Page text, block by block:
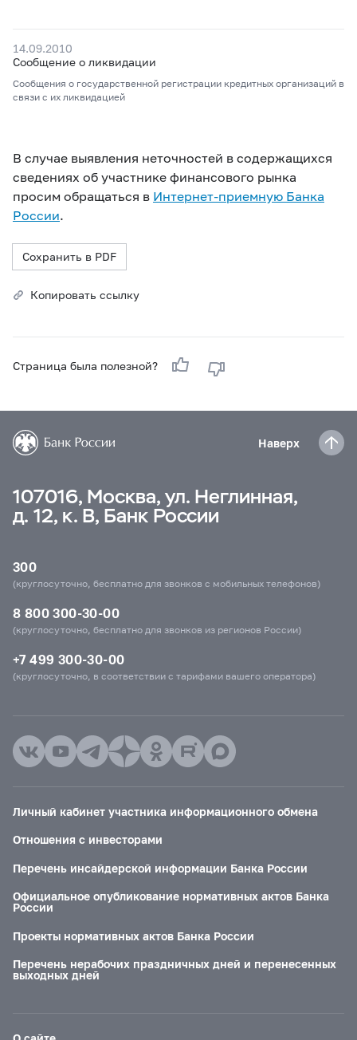
14.09.2010
Сообщение о ликвидации
Сообщения о государственной регистрации кредитных организаций в
связи с их ликвидацией
В случае выявления неточностей в содержащихся
сведениях об участнике финансового рынка
просим обращаться в Интернет-приемную Банка
России.
Сохранить в PDF
Копировать ссылку
Страница была полезной?
Наверх
107016, Москва, ул. Неглинная,
д. 12, к. В, Банк России
300
(круглосуточно, бесплатно для звонков с мобильных телефонов)
8 800 300-30-00
(круглосуточно, бесплатно для звонков из регионов России)
+7 499 300-30-00
(круглосуточно, в соответствии с тарифами вашего оператора)
Личный кабинет участника информационного обмена
Отношения с инвесторами
Перечень инсайдерской информации Банка России
Официальное опубликование нормативных актов Банка
России
Проекты нормативных актов Банка России
Перечень нерабочих праздничных дней и перенесенных
выходных дней